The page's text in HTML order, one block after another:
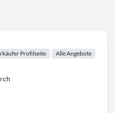
Profilseite Alle Angebote